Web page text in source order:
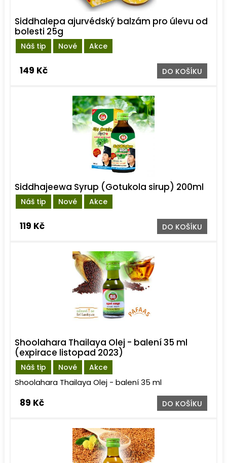
Náš tip Nové Akce
Siddhalepa ajurvédský balzám pro úlevu od
bolesti 25g
149 Kč DO KOŠÍKU
Náš tip Nové Akce
Siddhajeewa Syrup (Gotukola sirup) 200ml
119 Kč DO KOŠÍKU
Náš tip Nové Akce
Shoolahara Thailaya Olej - balení 35 ml
(expirace listopad 2023)
Shoolahara Thailaya Olej - balení 35 ml
89 Kč DO KOŠÍKU